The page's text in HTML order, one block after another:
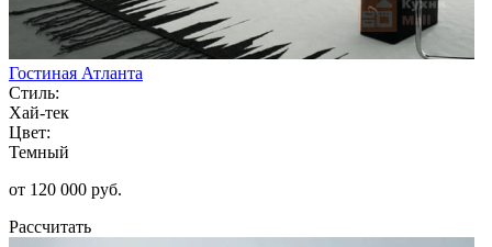
Гостиная Атланта
Стиль:
Хай-тек
Цвет:
Темный
от 120 000 руб.
Рассчитать